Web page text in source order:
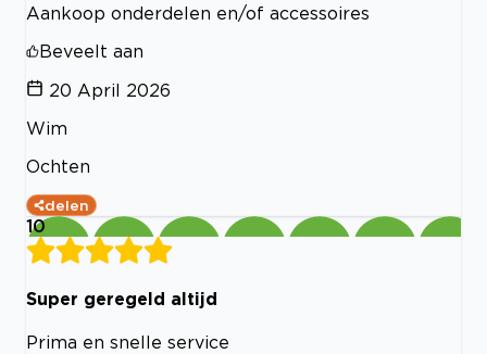
Aankoop onderdelen en/of accessoires
Beveelt aan
20 April 2026
Wim
Ochten
delen
10
Super geregeld altijd
Prima en snelle service